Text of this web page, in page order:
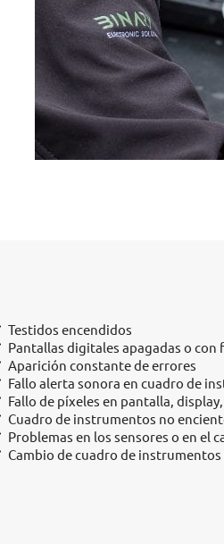
Testidos encendidos
Pantallas digitales apagadas o con
Aparición constante de errores
Fallo alerta sonora en cuadro de
Fallo de píxeles en pantalla,
Cuadro de instrumentos no
Problemas en los sensores o en el
Cambio de cuadro de